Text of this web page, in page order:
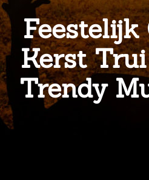
Feestelijk
Kerst
Trendy